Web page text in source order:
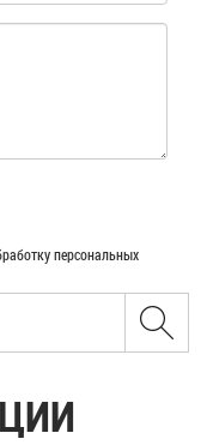
персональных